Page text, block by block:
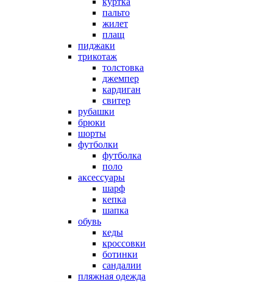
пальто
жилет
плащ
пиджаки
трикотаж
толстовка
джемпер
кардиган
свитер
рубашки
брюки
шорты
футболки
футболка
поло
аксессуары
шарф
кепка
шапка
обувь
кеды
кроссовки
ботинки
сандалии
пляжная одежда